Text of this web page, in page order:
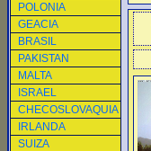
POLONIA
GEACIA
BRASIL
PAKISTAN
MALTA
ISRAEL
CHECOSLOVAQUIA
IRLANDA
SUIZA